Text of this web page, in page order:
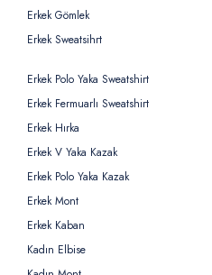
Erkek Gömlek
Erkek Sweatsihrt
Erkek Polo Yaka Sweatshirt
Erkek Fermuarlı Sweatshirt
Erkek Hırka
Erkek V Yaka Kazak
Erkek Polo Yaka Kazak
Erkek Mont
Erkek Kaban
Kadın Elbise